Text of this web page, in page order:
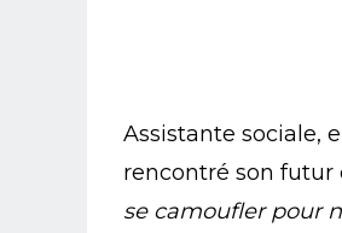
Assistante sociale,
rencontré son futur
se camoufler pour